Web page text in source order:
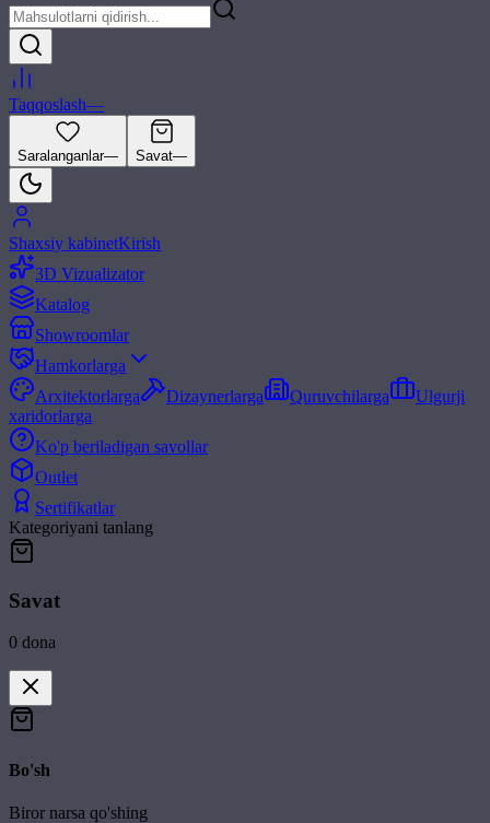
Taqqoslash—
Saralanganlar— Savat—
Shaxsiy kabinetKirish
3D Vizualizator
Katalog
Showroomlar
Hamkorlarga
Arxitektorlarga
Dizaynerlarga Quruvchilarga
Ulgurji
xaridorlarga
Ko'p beriladigan savollar
Outlet
Sertifikatlar
Kategoriyani tanlang
Savat
0 dona
Bo'sh
Biror narsa qo'shing